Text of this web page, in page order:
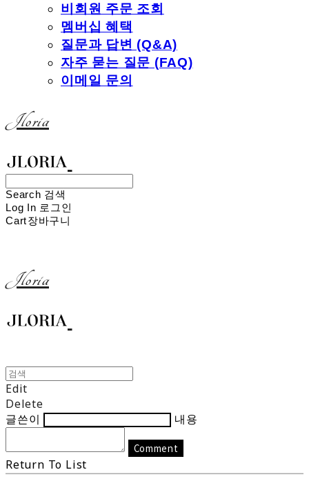
비회원 주문 조회
멤버십 혜택
질문과 답변 (Q&A)
자주 묻는 질문 (FAQ)
이메일 문의
Jloria
Search 검색
Log In 로그인
Cart장바구니
Jloria
Edit
Delete
글쓴이
내용
Comment
Return To List